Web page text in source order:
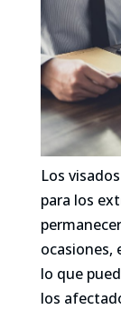
Los
para los
ocasiones,
lo que
los